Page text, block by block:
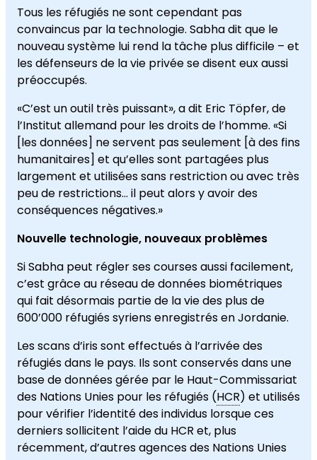
Tous les réfugiés ne sont cependant pas
convaincus par la technologie. Sabha dit que le
nouveau système lui rend la tâche plus difficile – et
les défenseurs de la vie privée se disent eux aussi
préoccupés.
«C’est un outil très puissant», a dit Eric Töpfer, de
l’Institut allemand pour les droits de l’homme. «Si
[les données] ne servent pas seulement [à des fins
humanitaires] et qu’elles sont partagées plus
largement et utilisées sans restriction ou avec très
peu de restrictions… il peut alors y avoir des
conséquences négatives.»
Nouvelle technologie, nouveaux problèmes
Si Sabha peut régler ses courses aussi facilement,
c’est grâce au réseau de données biométriques
qui fait désormais partie de la vie des plus de
600’000 réfugiés syriens enregistrés en Jordanie.
Les scans d’iris sont effectués à l’arrivée des
réfugiés dans le pays. Ils sont conservés dans une
base de données gérée par le Haut-Commissariat
des Nations Unies pour les réfugiés (HCR) et utilisés
pour vérifier l’identité des individus lorsque ces
derniers sollicitent l’aide du HCR et, plus
récemment, d’autres agences des Nations Unies